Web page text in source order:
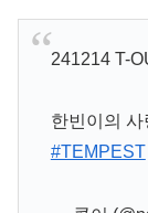
241214 T-
한빈이의 사
#TEMPEST